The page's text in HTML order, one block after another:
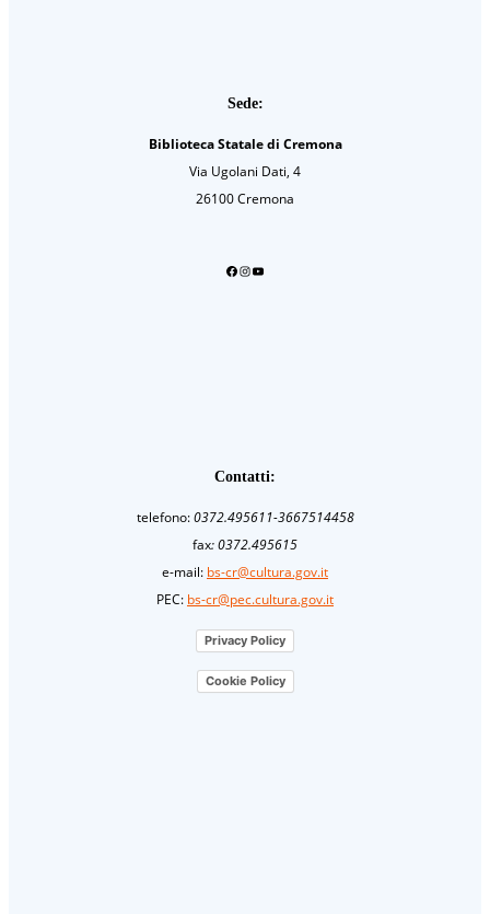
Sede:
Biblioteca Statale di Cremona
Via Ugolani Dati, 4
26100 Cremona
Contatti:
telefono:0372.495611-3667514458
fax: 0372.495615
e-mail: bs-cr@cultura.gov.it
PEC: bs-cr@pec.cultura.gov.it
Privacy Policy
Cookie Policy